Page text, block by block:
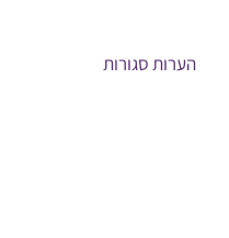
הערות סגורות